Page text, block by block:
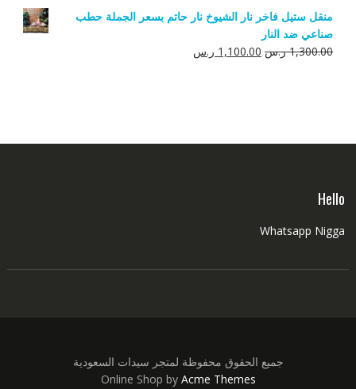
هو:
550.00 ر.س.
هو:
منقل ستيل فاخر نار الشيوخ نار حاتم بسعر الجملة حطب
صناعي ضد النار
1,300.00 ر.س السعر
1,100.00 ر.سالسعر
Hello
Whatsapp Nigga
جميع الحقوق محفوظة لمتجر سيدات السعودية
Online Shop by Acme Themes